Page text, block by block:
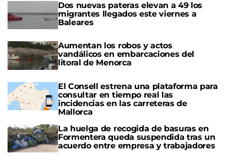
Dos nuevas pateras elevan a 49 los
migrantes llegados este viernes a
Baleares
Aumentan los robos y actos
vandálicos en embarcaciones del
litoral de Menorca
El Consell estrena una plataforma para
consultar en tiempo real las
incidencias en las carreteras de
Mallorca
La huelga de recogida de basuras en
Formentera queda suspendida tras un
acuerdo entre empresa y trabajadores